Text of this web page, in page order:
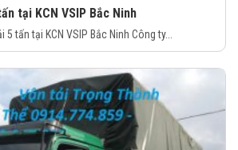
tại KCN VSIP Bắc Ninh
tấn tại KCN VSIP Bắc Ninh Công ty...